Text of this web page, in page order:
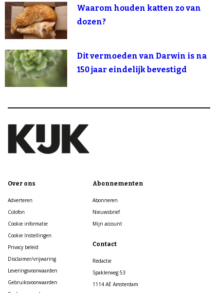
Waarom houden katten zo van
dozen?
Dit vermoeden van Darwin is na
150 jaar eindelijk bevestigd
Over ons
Adverteren
Colofon
Cookie informatie
Cookie Instellingen
Privacy beleid
Disclaimer/vrijwaring
Leveringsvoorwaarden
Gebruiksvoorwaarden
Abonnementen
Abonneren
Nieuwsbrief
Mijn account
Contact
Redactie
Spaklerweg 53
1114 AE Amsterdam